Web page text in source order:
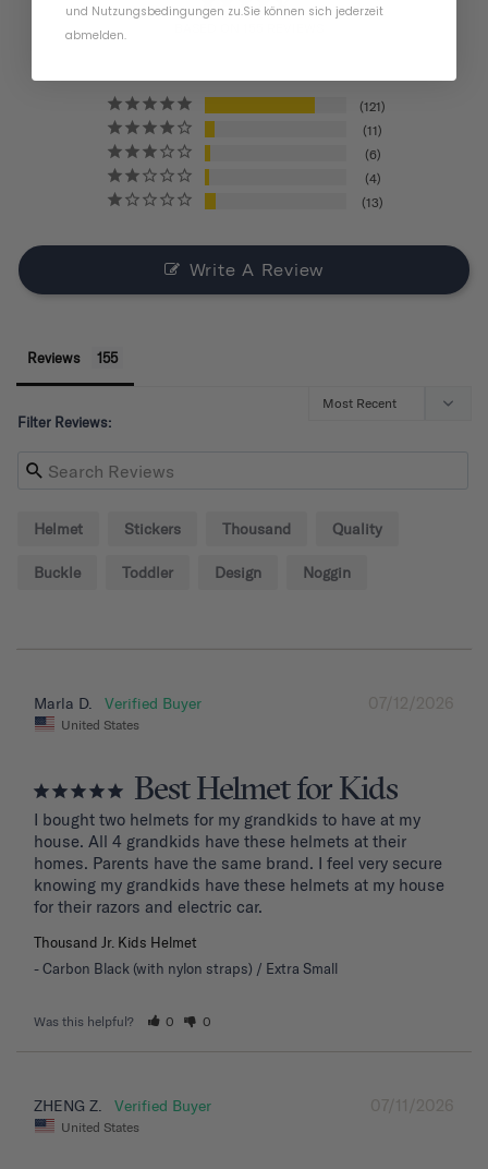
121
11
6
4
13
Write A Review
Reviews
Filter Reviews:
Helmet Stickers Thousand Quality
Buckle Toddler Design Noggin
07/12/2026
Marla D.
United States
Best Helmet for Kids
I bought two helmets for my grandkids to have at my
house. All 4 grandkids have these helmets at their
homes. Parents have the same brand. I feel very secure
knowing my grandkids have these helmets at my house
for their razors and electric car.
Thousand Jr. Kids Helmet
Carbon Black (with nylon straps) / Extra Small
Was this helpful? 0 0
07/11/2026
ZHENG Z.
United States
und Nutzungsbedingungen zu.Sie können sich jederzeit
abmelden.